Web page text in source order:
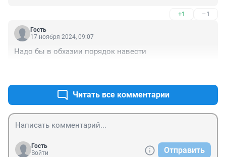
+1 –1
Гость
17 ноября 2024, 09:07
Надо бы в обхазии порядок навести
Читать все комментарии
Гость
Войти
Отправить